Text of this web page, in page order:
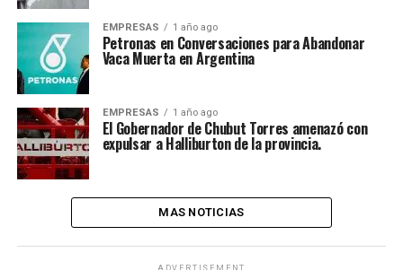
EMPRESAS 1 año ago
Petronas en Conversaciones para Abandonar
Vaca Muerta en Argentina
EMPRESAS 1 año ago
El Gobernador de Chubut Torres amenazó con
expulsar a Halliburton de la provincia.
MAS NOTICIAS
ADVERTISEMENT